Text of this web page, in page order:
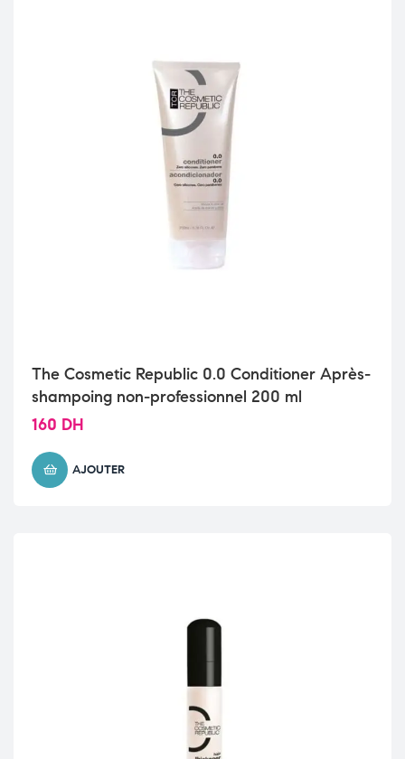
The Cosmetic Republic 0.0 Conditioner Après-
shampoing non-professionnel 200 ml
160 DH
AJOUTER